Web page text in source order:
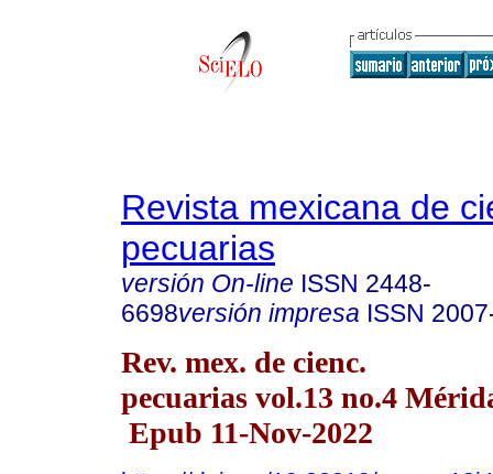
Revista mexicana de
pecuarias
versión On-line ISSN 2448-
6698versión impresa ISSN
Rev. mex. de cienc.
pecuarias vol.13 no.4
Epub 11-Nov-2022